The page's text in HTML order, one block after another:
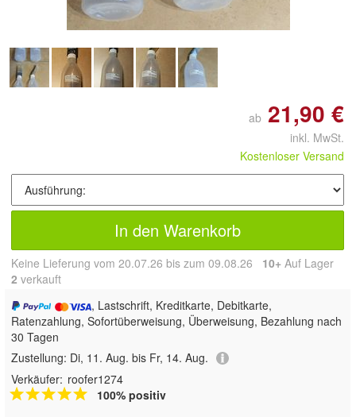
ab 21,90 €
inkl. MwSt.
Kostenloser Versand
In den Warenkorb
Keine Lieferung vom 20.07.26 bis zum 09.08.26 10+ Auf Lager
2 verkauft
, Lastschrift, Kreditkarte, Debitkarte,
Ratenzahlung, Sofortüberweisung, Überweisung, Bezahlung nach
30 Tagen
Zustellung: Di, 11. Aug. bis Fr, 14. Aug.
Verkäufer: roofer1274
100% positiv